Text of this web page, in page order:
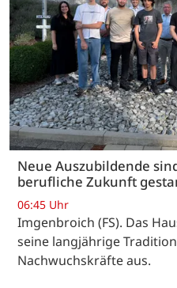
Neue Auszubildende
berufliche Zukunft
06:45 Uhr
Imgenbroich (FS). Das
seine langjährige
Nachwuchskräfte aus.